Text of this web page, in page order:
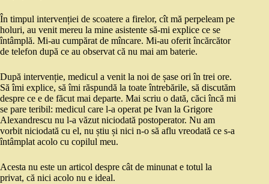
În timpul intervenției de scoatere a firelor, cît mă perpeleam pe
holuri, au venit mereu la mine asistente să-mi explice ce se
întâmplă. Mi-au cumpărat de mîncare. Mi-au oferit încărcător
de telefon după ce au observat că nu mai am baterie.
După intervenție, medicul a venit la noi de șase ori în trei ore.
Să îmi explice, să îmi răspundă la toate întrebările, să discutăm
despre ce e de făcut mai departe. Mai scriu o dată, căci încă mi
se pare teribil: medicul care l-a operat pe Ivan la Grigore
Alexandrescu nu l-a văzut niciodată postoperator. Nu am
vorbit niciodată cu el, nu știu și nici n-o să aflu vreodată ce s-a
întâmplat acolo cu copilul meu.
Acesta nu este un articol despre cât de minunat e totul la
privat, că nici acolo nu e ideal.